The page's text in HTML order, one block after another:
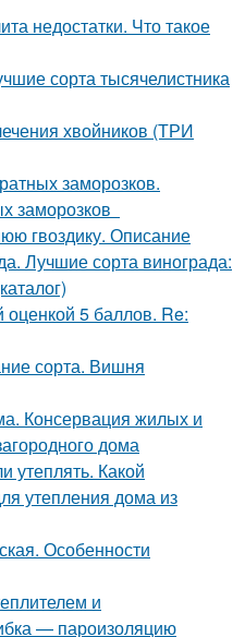
недостатки. Что такое
сорта тысячелистника
хвойников (ТРИ
заморозков.
заморозков
гвоздику. Описание
Лучшие сорта винограда:
оценкой 5 баллов. Re:
сорта. Вишня
Консервация жилых и
дома
утеплять. Какой
утепления дома из
Особенности
и
— пароизоляцию